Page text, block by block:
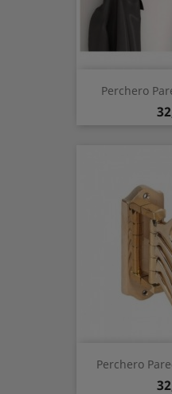
Perchero
Perchero